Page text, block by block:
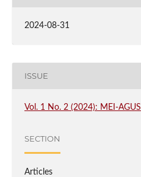
2024-08-31
ISSUE
Vol. 1 No. 2 (2024): MEI-AGUS
SECTION
Articles